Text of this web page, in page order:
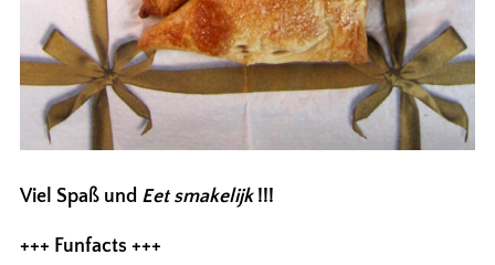
Viel Spaß und Eet smakelijk!!!
+++ Funfacts +++